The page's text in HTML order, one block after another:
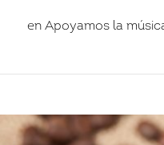
en Apoyamos la
Iniciar sesión